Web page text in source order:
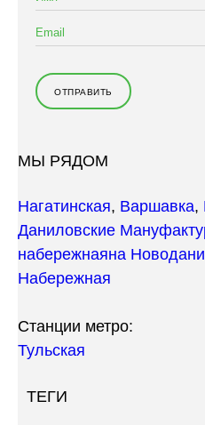
МЫ РЯДОМ
Нагатинская, Варшавка,
Даниловские
набережнаяна
Набережная
Станции метро:
Тульская
ТЕГИ